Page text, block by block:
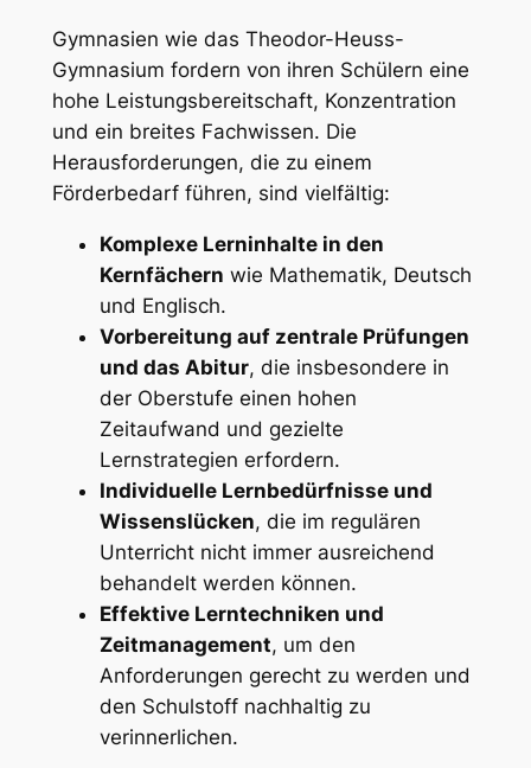
Gymnasien wie das Theodor-Heuss-
Gymnasium fordern von ihren Schülern eine
hohe Leistungsbereitschaft, Konzentration
und ein breites Fachwissen. Die
Herausforderungen, die zu einem
Förderbedarf führen, sind vielfältig:
Komplexe Lerninhalte in den
Kernfächern wie Mathematik, Deutsch
und Englisch.
Vorbereitung auf zentrale Prüfungen
und das Abitur, die insbesondere in
der Oberstufe einen hohen
Zeitaufwand und gezielte
Lernstrategien erfordern.
Individuelle Lernbedürfnisse und
Wissenslücken, die im regulären
Unterricht nicht immer ausreichend
behandelt werden können.
Effektive Lerntechniken und
Zeitmanagement, um den
Anforderungen gerecht zu werden und
den Schulstoff nachhaltig zu
verinnerlichen.